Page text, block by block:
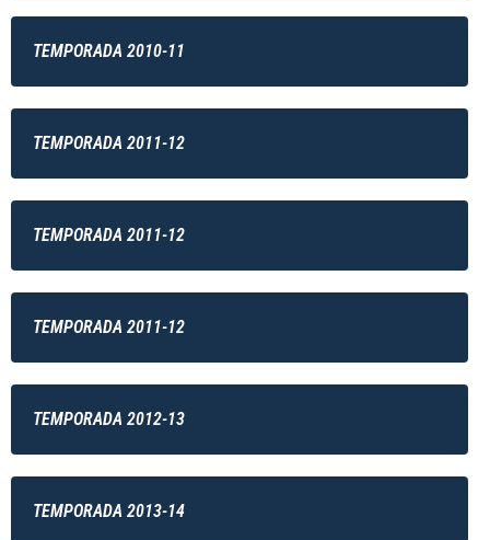
TEMPORADA 2010-11
TEMPORADA 2011-12
TEMPORADA 2011-12
TEMPORADA 2011-12
TEMPORADA 2012-13
TEMPORADA 2013-14